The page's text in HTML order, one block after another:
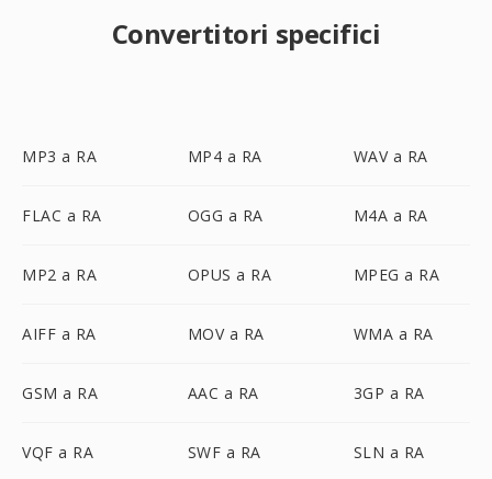
Convertitori specifici
MP3 a RA MP4 a RA WAV a RA
FLAC a RA OGG a RA M4A a RA
MP2 a RA OPUS a RA MPEG a RA
AIFF a RA MOV a RA WMA a RA
GSM a RA AAC a RA 3GP a RA
VQF a RA SWF a RA SLN a RA